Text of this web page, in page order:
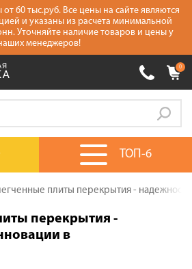
60 тыс.руб. Все цены на сайте являются
и указаны из расчета минимальной
Уточняйте наличие товаров и цены у
менеджеров!
0.00руб.
0
ТОП-6
плиты перекрытия -
перекрытия -
в